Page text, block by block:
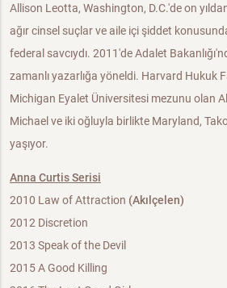
Allison Leotta, Washington, D.C.'de on
ağır cinsel suçlar ve aile içi şiddet
federal savcıydı. 2011'de Adalet
zamanlı yazarlığa yöneldi. Harvard Hukuk
Michigan Eyalet Üniversitesi mezunu olan
Michael ve iki oğluyla birlikte Maryland,
yaşıyor.
Anna Curtis Serisi
2010 Law of Attraction (Akılçelen)
2012 Discretion
2013 Speak of the Devil
2015 A Good Killing